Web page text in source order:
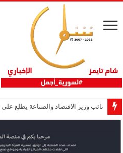
نائب وزير الاقتصاد والصناعة يطلع على